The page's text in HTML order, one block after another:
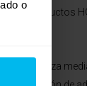
o
los productos
de firmeza